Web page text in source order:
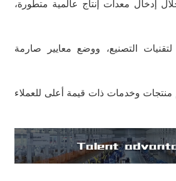
إدخال معدات إنتاج عالمية متطورة،
التصنيع، ووضع معايير صارمة